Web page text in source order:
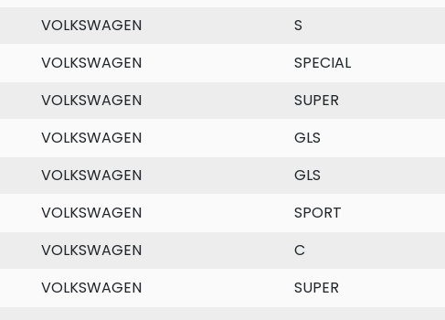
VOLKSWAGEN S
VOLKSWAGEN SPECIAL
VOLKSWAGEN SUPER
VOLKSWAGEN GLS
VOLKSWAGEN GLS
VOLKSWAGEN SPORT
VOLKSWAGEN C
VOLKSWAGEN SUPER